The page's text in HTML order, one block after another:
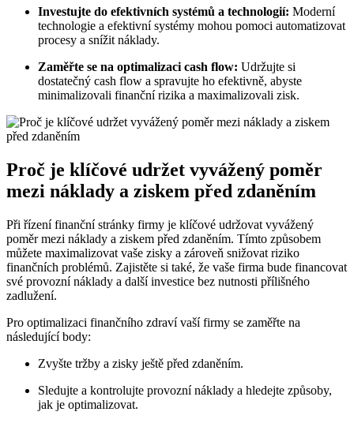
Investujte do efektivních systémů a technologií: Moderní
technologie a efektivní systémy mohou pomoci automatizovat
procesy a snížit náklady.
Zaměřte se na optimalizaci cash flow: Udržujte si
dostatečný cash flow a spravujte ho efektivně, abyste
minimalizovali finanční rizika a maximalizovali zisk.
Proč je klíčové udržet vyvážený poměr
mezi náklady a ziskem před zdaněním
Při řízení finanční stránky firmy je klíčové udržovat vyvážený
poměr mezi náklady a ziskem před zdaněním. Tímto způsobem
můžete maximalizovat vaše zisky a zároveň snižovat riziko
finančních problémů. Zajistěte si také, že vaše firma bude financovat
své provozní náklady a další investice bez nutnosti přílišného
zadlužení.
Pro optimalizaci finančního zdraví vaší firmy se zaměřte na
následující body:
Zvyšte tržby a zisky ještě před zdaněním.
Sledujte a kontrolujte provozní náklady a hledejte způsoby,
jak je optimalizovat.